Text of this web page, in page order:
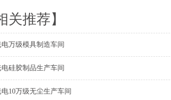
关推荐】
万级模具制造车间
硅胶制品生产车间
10万级无尘生产车间